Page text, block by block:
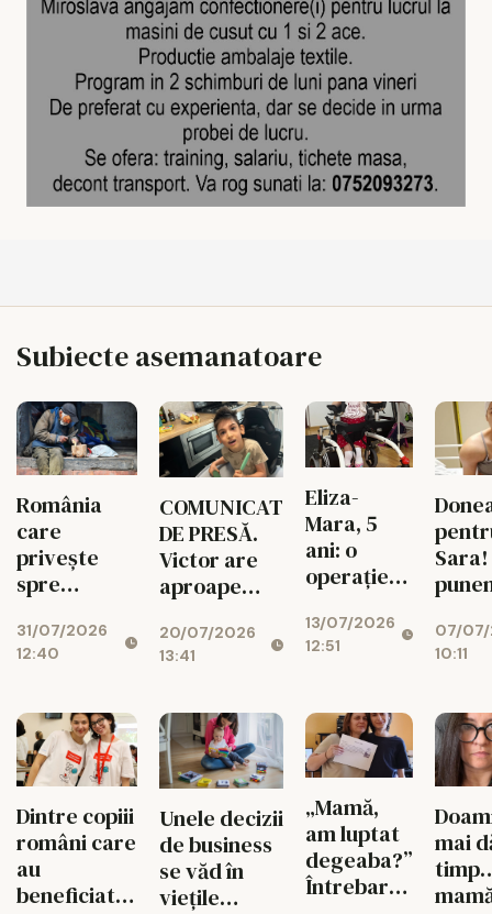
Subiecte asemanatoare
România
care
privește
spre
77% dintre
români cer
locuințe
pentru
oamenii
fără
adăpost
31/07/2026
12:40
COMUNICAT
DE PRESĂ.
Victor are
aproape
nu a făcut
niciodată
O operație
de 33.000
de euro îi
poate
schimba
viața.
20/07/2026
13:41
Eliza-
Mara, 5
ani: o
operație
de euro îi
poate
de a
merge
13/07/2026
12:51
07/
10:11
Dintre copiii
români care
au
beneficiat
Unele decizii
de business
se văd în
viețile
„Mamă,
am luptat
degeaba?”
Întrebarea
mai